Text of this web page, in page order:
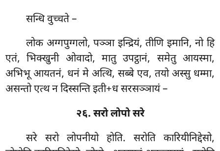
सन्धि वुच्चते –
लोक अग्गपुग्गलो, पञ्ञा इन्द्रियं, तीणि इमानि, नो हि
एतं, भिक्खुनी ओवादो, मातु उपट्ठानं, समेतु आयस्मा,
अभिभू आयतनं, धनं मे अत्थि, सब्बे एव, तयो अस्सु धम्मा,
असन्तो एत्थ न दिस्सन्ति इती+ध सरसञ्ञायं –
२६. सरो लोपो सरे
सरे सरो लोपनीयो होति. सरोति कारियीनिद्देसो,